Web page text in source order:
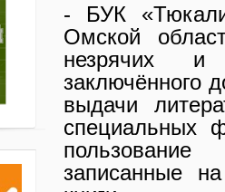
- БУК
Омской
незрячих и
заключённого
выдачи
специальных
записанные